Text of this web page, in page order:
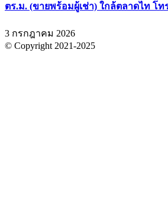
ตร.ม. (ขายพร้อมผู้เช่า) ใกล้ตลาดไท โทร
3 กรกฎาคม 2026
© Copyright 2021-2025